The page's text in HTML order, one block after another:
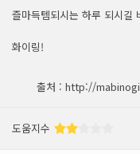
즐마득템되시는 하루 되시길
화이링!
출처 : http://
도움지수